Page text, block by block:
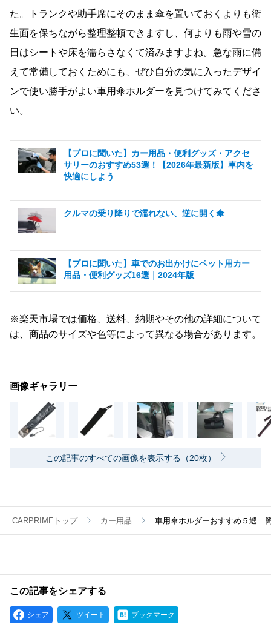
た。トランクや助手席にそのまま傘を置いておくよりも衛
生面を保ちながら整理整頓できますし、何よりも雨や雪の
日はシートや床を濡らさなくて済みますよね。急な雨に備
えて常備しておくためにも、ぜひ自分の気に入ったデザイ
ンで使い勝手がよい車用傘ホルダーを見つけてみてくださ
い。
【プロに聞いた】カー用品・便利グッズ・アクセ
サリーのおすすめ53選！【2026年最新版】車内を
快適にしよう
クルマの乗り降りで濡れない、逆に開く傘
【プロに聞いた】車でのお出かけにペット用カー
用品・便利グッズ16選｜2024年版
※楽天市場では価格、送料、納期やその他の詳細について
は、商品のサイズや色等によって異なる場合があります。
画像ギャラリー
この記事のすべての画像を表示する（20枚）
CARPRIMEトップ カー用品 車用傘ホルダーおすすめ５選｜
この記事をシェアする
シェア ツイート ブックマーク